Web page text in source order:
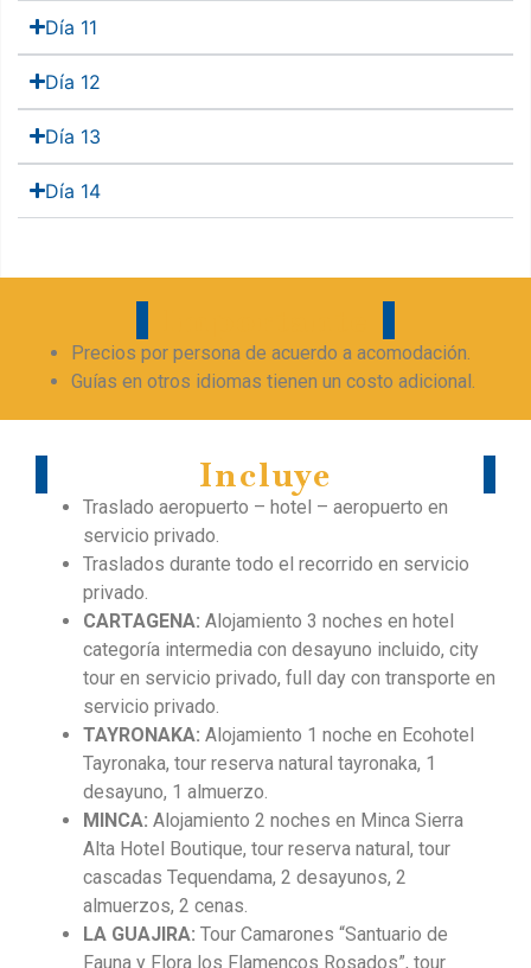
Día 11
Día 12
Día 13
Día 14
Precios por persona de acuerdo a acomodación.
Guías en otros idiomas tienen un costo adicional.
Incluye
Traslado aeropuerto – hotel – aeropuerto en
servicio privado.
Traslados durante todo el recorrido en servicio
privado.
CARTAGENA: Alojamiento 3 noches en hotel
categoría intermedia con desayuno incluido, city
tour en servicio privado, full day con transporte en
servicio privado.
TAYRONAKA: Alojamiento 1 noche en Ecohotel
Tayronaka, tour reserva natural tayronaka, 1
desayuno, 1 almuerzo.
MINCA: Alojamiento 2 noches en Minca Sierra
Alta Hotel Boutique, tour reserva natural, tour
cascadas Tequendama, 2 desayunos, 2
almuerzos, 2 cenas.
LA GUAJIRA: Tour Camarones “Santuario de
Fauna y Flora los Flamencos Rosados”, tour